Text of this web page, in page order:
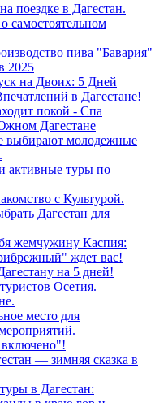
поездке в Дагестан.
самостоятельном
пива "Бавария"
2025
на Двоих: 5 Дней
в Дагестане!
покой - Спа
Дагестане
выбирают молодежные
активные туры по
с Культурой.
Дагестан для
жемчужину Каспия:
ждет вас!
на 5 дней!
Осетия.
место для
— зимняя сказка в
в Дагестан: